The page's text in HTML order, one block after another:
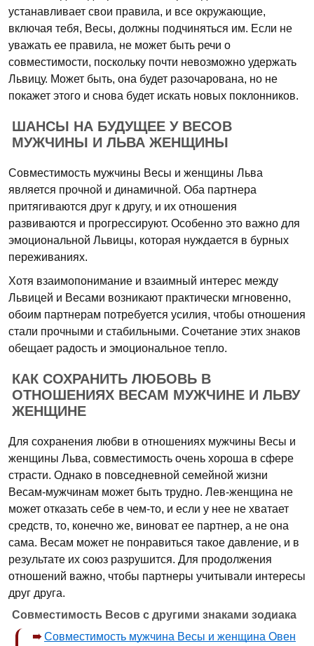
устанавливает свои правила, и все окружающие,
включая тебя, Весы, должны подчиняться им. Если не
уважать ее правила, не может быть речи о
совместимости, поскольку почти невозможно удержать
Львицу. Может быть, она будет разочарована, но не
покажет этого и снова будет искать новых поклонников.
ШАНСЫ НА БУДУЩЕЕ У ВЕСОВ
МУЖЧИНЫ И ЛЬВА ЖЕНЩИНЫ
Совместимость мужчины Весы и женщины Льва
является прочной и динамичной. Оба партнера
притягиваются друг к другу, и их отношения
развиваются и прогрессируют. Особенно это важно для
эмоциональной Львицы, которая нуждается в бурных
переживаниях.
Хотя взаимопонимание и взаимный интерес между
Львицей и Весами возникают практически мгновенно,
обоим партнерам потребуется усилия, чтобы отношения
стали прочными и стабильными. Сочетание этих знаков
обещает радость и эмоциональное тепло.
КАК СОХРАНИТЬ ЛЮБОВЬ В
ОТНОШЕНИЯХ ВЕСАМ МУЖЧИНЕ И ЛЬВУ
ЖЕНЩИНЕ
Для сохранения любви в отношениях мужчины Весы и
женщины Льва, совместимость очень хороша в сфере
страсти. Однако в повседневной семейной жизни
Весам-мужчинам может быть трудно. Лев-женщина не
может отказать себе в чем-то, и если у нее не хватает
средств, то, конечно же, виноват ее партнер, а не она
сама. Весам может не понравиться такое давление, и в
результате их союз разрушится. Для продолжения
отношений важно, чтобы партнеры учитывали интересы
друг друга.
Совместимость Весов с другими знаками зодиака
Совместимость мужчина Весы и женщина Овен